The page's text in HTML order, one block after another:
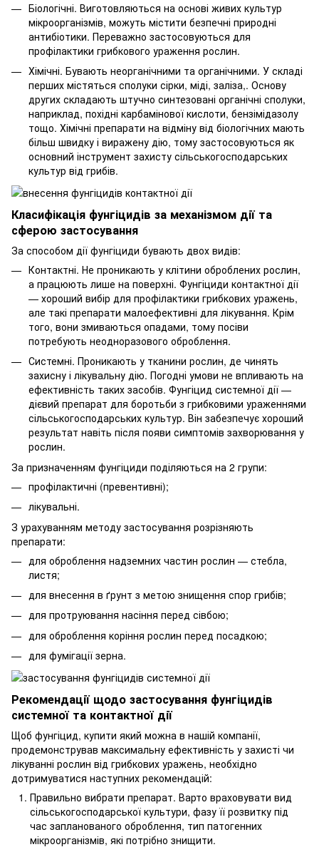
Біологічні. Виготовляються на основі живих культур
мікроорганізмів, можуть містити безпечні природні
антибіотики. Переважно застосовуються для
профілактики грибкового ураження рослин.
Хімічні. Бувають неорганічними та органічними. У складі
перших містяться сполуки сірки, міді, заліза,. Основу
других складають штучно синтезовані органічні сполуки,
наприклад, похідні карбамінової кислоти, бензімідазолу
тощо. Хімічні препарати на відміну від біологічних мають
більш швидку і виражену дію, тому застосовуються як
основний інструмент захисту сільськогосподарських
культур від грибів.
Класифікація фунгіцидів за механізмом дії та
сферою застосування
За способом дії фунгіциди бувають двох видів:
Контактні. Не проникають у клітини оброблених рослин,
а працюють лише на поверхні. Фунгіциди контактної дії
— хороший вибір для профілактики грибкових уражень,
але такі препарати малоефективні для лікування. Крім
того, вони змиваються опадами, тому посіви
потребують неодноразового оброблення.
Системні. Проникають у тканини рослин, де чинять
захисну і лікувальну дію. Погодні умови не впливають на
ефективність таких засобів. Фунгіцид системної дії —
дієвий препарат для боротьби з грибковими ураженнями
сільськогосподарських культур. Він забезпечує хороший
результат навіть після появи симптомів захворювання у
рослин.
За призначенням фунгіциди поділяються на 2 групи:
профілактичні (превентивні);
лікувальні.
З урахуванням методу застосування розрізняють
препарати:
для оброблення надземних частин рослин — стебла,
листя;
для внесення в ґрунт з метою знищення спор грибів;
для протруювання насіння перед сівбою;
для оброблення коріння рослин перед посадкою;
для фумігації зерна.
Рекомендації щодо застосування фунгіцидів
системної та контактної дії
Щоб фунгіцид, купити який можна в нашій компанії,
продемонстрував максимальну ефективність у захисті чи
лікуванні рослин від грибкових уражень, необхідно
дотримуватися наступних рекомендацій:
Правильно вибрати препарат. Варто враховувати вид
сільськогосподарської культури, фазу її розвитку під
час запланованого оброблення, тип патогенних
мікроорганізмів, які потрібно знищити.